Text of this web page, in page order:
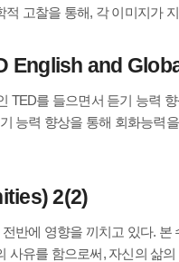
고찰을 통해, 각 이미지가
English and
TED를 들으면서 듣기 능력
능력 향상을 통해 회화능력
2(2)
반에 영향을 끼치고 있다.
유를 함으로써, 자신의 삶